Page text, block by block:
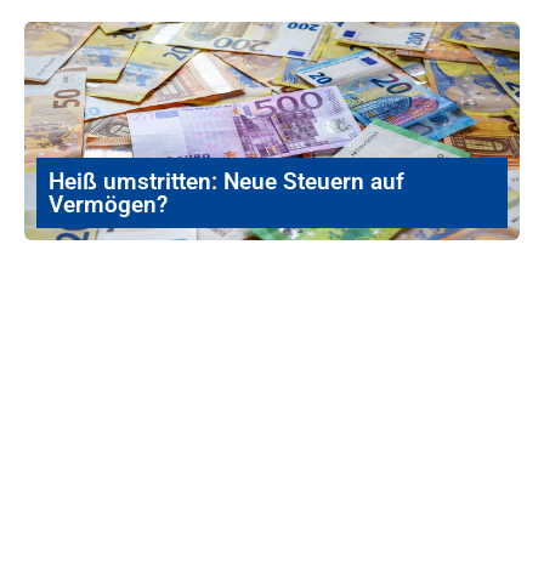
Heiß umstritten: Neue Steuern auf
Vermögen?